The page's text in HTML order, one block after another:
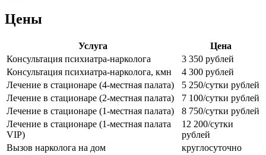
Цены
Услуга
Цена
Консультация психиатра-нарколога
3 350 рублей
Консультация психиатра-нарколога, кмн
4 300 рублей
Лечение в стационаре (4-местная палата)
5 250/сутки рублей
Лечение в стационаре (2-местная палата)
7 100/сутки рублей
Лечение в стационаре (1-местная палата)
8 750/сутки рублей
Лечение в стационаре (1-местная палата
VIP)
12 200/сутки
рублей
Вызов нарколога на дом
круглосуточно